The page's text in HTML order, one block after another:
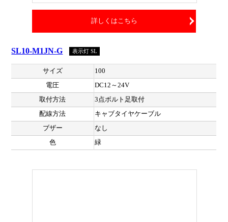
詳しくはこちら
SL10-M1JN-G 表示灯 SL
サイズ
100
電圧
DC12～24V
取付方法
3点ボルト足取付
配線方法
キャブタイヤケーブル
ブザー
なし
色
緑